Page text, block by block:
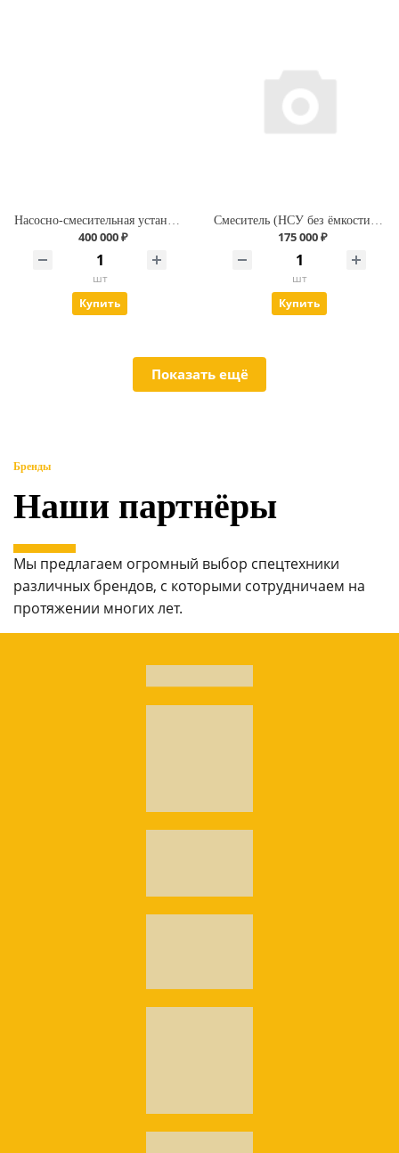
400 000 ₽
шт
Купить
175 000 ₽
шт
Купить
Показать ещё
Бренды
Наши партнёры
Мы предлагаем огромный выбор спецтехники
различных брендов, с которыми сотрудничаем на
протяжении многих лет.